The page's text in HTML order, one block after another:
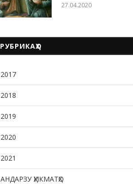
27.04.2020
РУБРИКАҲО
2017
2018
2019
2020
2021
АНДАРЗУ ҲИКМАТҲО